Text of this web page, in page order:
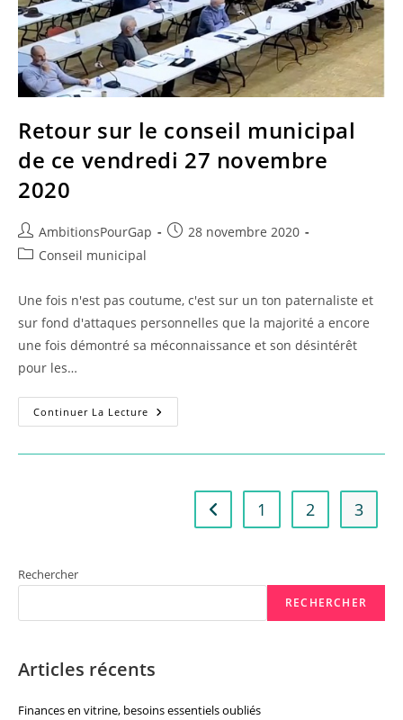
Retour sur le conseil municipal
de ce vendredi 27 novembre
2020
Auteur/autrice
de
AmbitionsPourGap
Publication
28 novembre 2020
PostConseil municipal
Une fois n'est pas coutume, c'est sur un ton paternaliste et
sur fond d'attaques personnelles que la majorité a encore
une fois démontré sa méconnaissance et son désintérêt
pour les…
Continuer La Lecture Retour
Sur
Conseil
Novembre
Go to the previous page
1 2 3
Rechercher
RECHERCHER
Articles récents
Finances en vitrine, besoins essentiels oubliés